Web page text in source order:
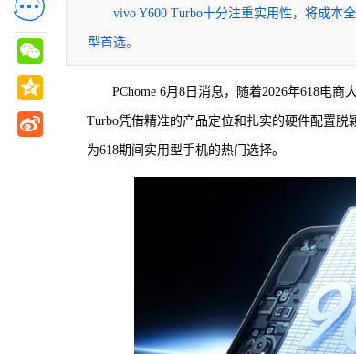
vivo Y600 Turbo十分注重实用性，将成本
型首选。
PChome 6月8日消息，随着2026年618电
Turbo凭借精准的产品定位和扎实的硬件配置
为618期间实用型手机的热门选择。